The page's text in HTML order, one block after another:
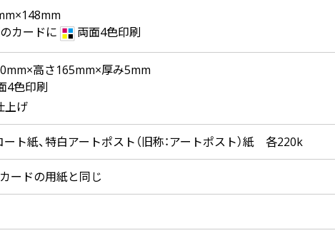
のカードに
両面4色印刷
高さ165mm×厚み5mm
4色印刷
上げ
ート紙、特白アートポスト（旧称：アートポスト）紙 各220k
ードの用紙と同じ